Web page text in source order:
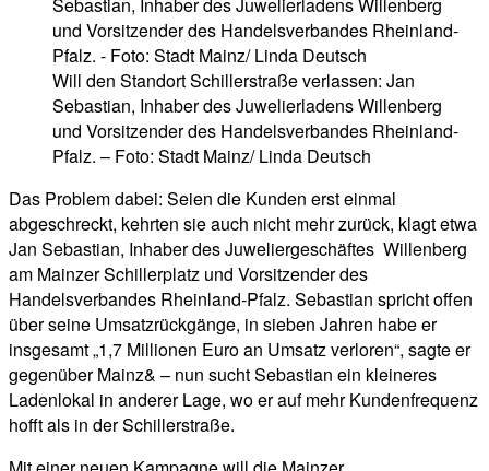
Will den Standort Schillerstraße verlassen: Jan
Sebastian, Inhaber des Juwelierladens Willenberg
und Vorsitzender des Handelsverbandes Rheinland-
Pfalz. – Foto: Stadt Mainz/ Linda Deutsch
Das Problem dabei: Seien die Kunden erst einmal
abgeschreckt, kehrten sie auch nicht mehr zurück, klagt etwa
Jan Sebastian, Inhaber des Juweliergeschäftes Willenberg
am Mainzer Schillerplatz und Vorsitzender des
Handelsverbandes Rheinland-Pfalz. Sebastian spricht offen
über seine Umsatzrückgänge, in sieben Jahren habe er
insgesamt „1,7 Millionen Euro an Umsatz verloren“, sagte er
gegenüber Mainz& – nun sucht Sebastian ein kleineres
Ladenlokal in anderer Lage, wo er auf mehr Kundenfrequenz
hofft als in der Schillerstraße.